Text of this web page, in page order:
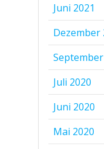
Juni 2021
Dezember
Juli 2020
Juni 2020
Mai 2020